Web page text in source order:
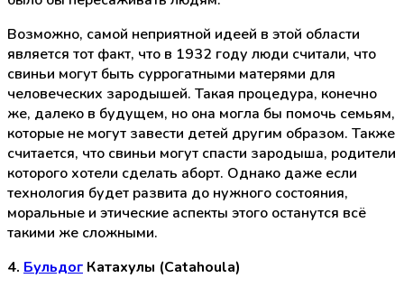
Возможно, самой неприятной идеей в этой области
является тот факт, что в 1932 году люди считали, что
свиньи могут быть суррогатными матерями для
человеческих зародышей. Такая процедура, конечно
же, далеко в будущем, но она могла бы помочь семьям,
которые не могут завести детей другим образом. Также
считается, что свиньи могут спасти зародыша, родители
которого хотели сделать аборт. Однако даже если
технология будет развита до нужного состояния,
моральные и этические аспекты этого останутся всё
такими же сложными.
4. Бульдог Катахулы (Catahoula)